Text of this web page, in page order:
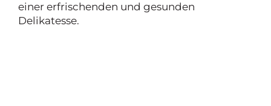
einer erfrischenden und gesunden
Delikatesse.